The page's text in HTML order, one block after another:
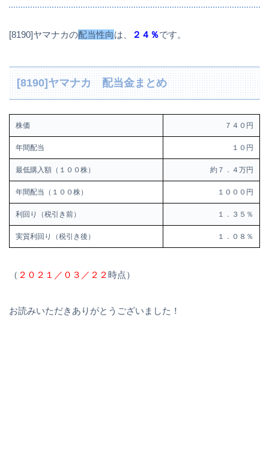
[8190]ヤマナカの配当性向は、 ２４％です。
[8190]ヤマナカ 配当金まとめ
株価 ７４０円
年間配当 １０円
最低購入額（１００株） 約７．４万円
年間配当（１００株） １０００円
利回り（税引き前） １．３５％
実質利回り（税引き後） １．０８％
（ ２０２１／０３／２２時点）
お読みいただきありがとうございました！